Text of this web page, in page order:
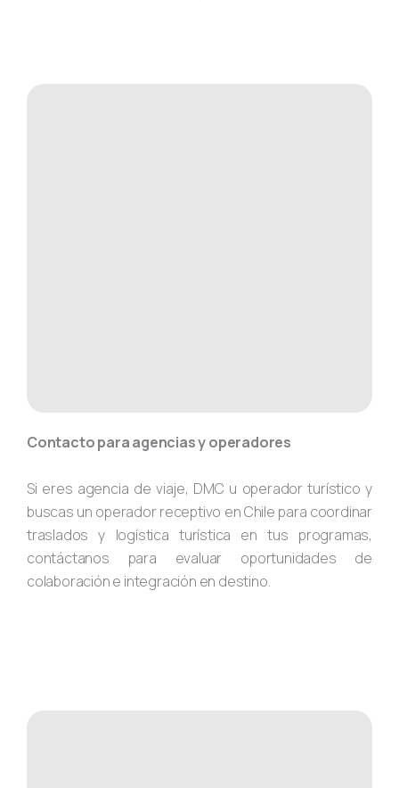
Contacto para agencias y operadores
Si eres agencia de viaje, DMC u operador turístico y
buscas un operador receptivo en Chile para coordinar
traslados y logística turística en tus programas,
contáctanos para evaluar oportunidades de
colaboración e integración en destino.